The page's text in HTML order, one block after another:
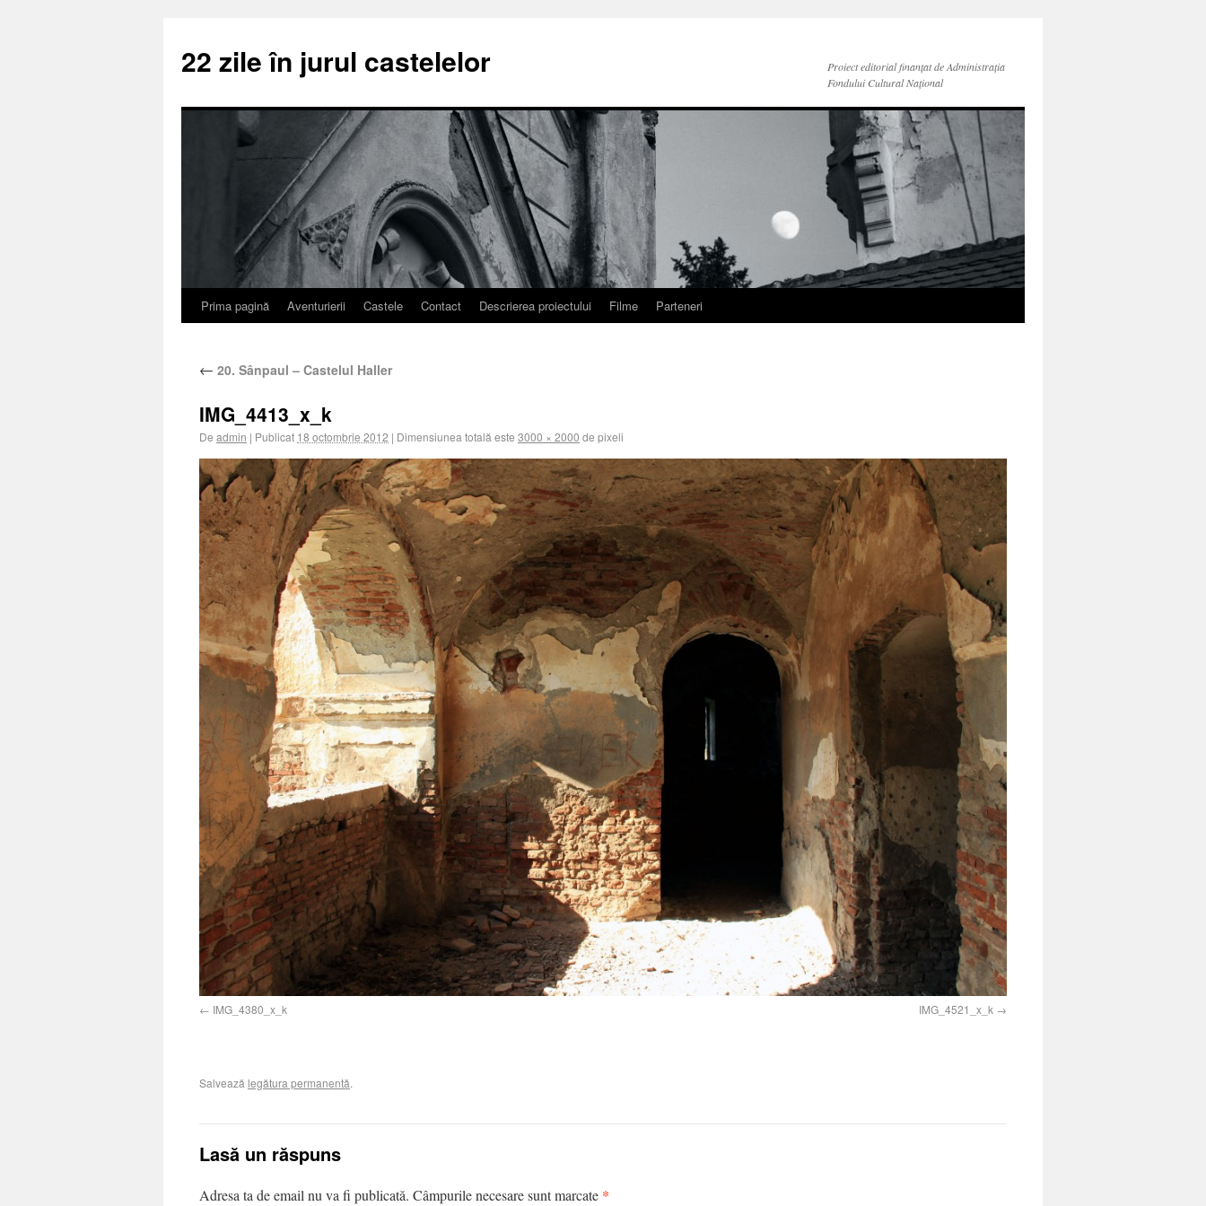
22 zile în jurul castelelor
Proiect editorial finanțat de Administraţia
Fondului Cultural Naţional
Prima pagină Aventurierii Castele Contact Descrierea proiectului Filme Parteneri
← 20. Sânpaul – Castelul Haller
IMG_4413_x_k
De admin | Publicat 18 octombrie 2012 | Dimensiunea totală este 3000 × 2000 de pixeli
IMG_4380_x_k IMG_4521_x_k
Salvează legătura permanentă.
Lasă un răspuns
Adresa ta de email nu va fi publicată. Câmpurile necesare sunt marcate *